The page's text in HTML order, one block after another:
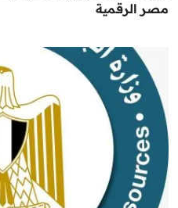
مصر الرقمية